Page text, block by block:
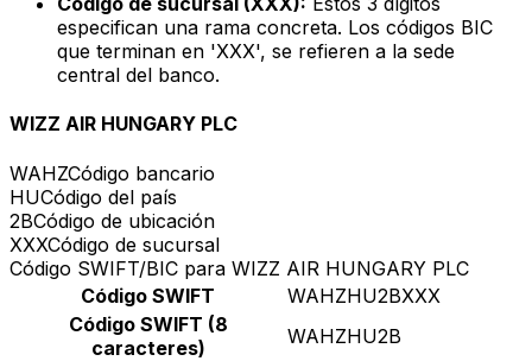
especifican una rama concreta. Los códigos BIC
que terminan en 'XXX', se refieren a la sede
central del banco.
WIZZ AIR HUNGARY PLC
WAHZCódigo bancario
HUCódigo del país
2BCódigo de ubicación
XXXCódigo de sucursal
Código SWIFT/BIC para WIZZ AIR HUNGARY PLC
Código SWIFT
WAHZHU2BXXX
Código SWIFT (8
caracteres)
WAHZHU2B